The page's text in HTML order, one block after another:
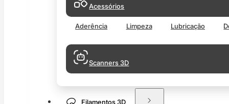
Acessórios
Aderência Limpeza Lubricação
Scanners 3D
Filamentos 3D